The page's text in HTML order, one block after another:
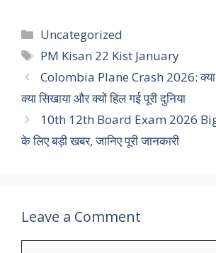
Categories
Uncategorized
Tags
PM Kisan 22 Kist January
Colombia Plane Crash 2026:
क्या सिखाया और क्यों हिल गई पूरी दुनिया
10th 12th Board Exam 2026
के लिए बड़ी खबर, जानिए पूरी जानकारी
Leave a Comment